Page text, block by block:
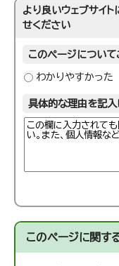
より良いウェブサイ
せください
このページについ
わかりやすかった
具体的な理由を記入
このページに関す